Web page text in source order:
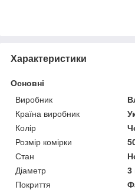
Характеристики
Основні
Виробник
Країна виробник
Колір
Розмір комірки
Стан
Діаметр
3
Покриття